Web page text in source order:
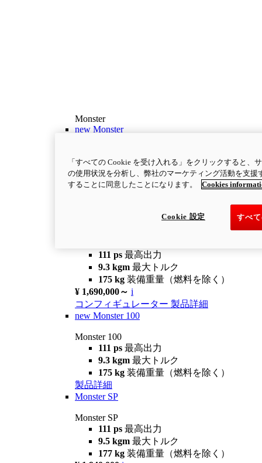
Monster
new Monster
111 ps最高出力
9.3 kgm最大トルク
175 kg装備重量（燃料を除く）
製品詳細
111 ps 最高出力
9.3 kgm 最大トルク
175 kg 装備重量（燃料を除く）
¥ 1,690,000～ i
コンフィギュレーター 製品詳細
new Monster 100
Monster 100
111 ps 最高出力
9.3 kgm 最大トルク
175 kg 装備重量（燃料を除く）
製品詳細
Monster SP
Monster SP
111 ps 最高出力
9.5 kgm 最大トルク
177 kg 装備重量（燃料を除く）
「すべての Cookie を受け入れる」をクリックすると、
の使用状況を分析し、弊社のマーケティング活動を支援
することに同意したことになります。
Cookies
すべ
Cookie 設定